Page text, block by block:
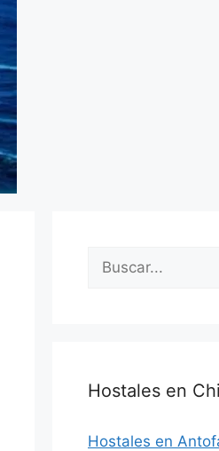
Buscar:
Hostales en
Hostales en